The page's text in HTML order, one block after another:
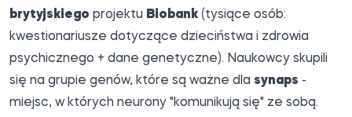
brytyjskiego projektu Biobank (tysiące osób:
kwestionariusze dotyczące dzieciństwa i zdrowia
psychicznego + dane genetyczne). Naukowcy skupili
się na grupie genów, które są ważne dla synaps -
miejsc, w których neurony "komunikują się" ze sobą.